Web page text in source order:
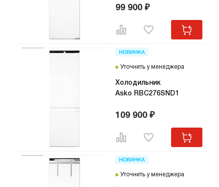
99 900 ₽
Уточнить у менеджера
Холодильник
Asko RBC276SND1
109 900 ₽
Уточнить у менеджера